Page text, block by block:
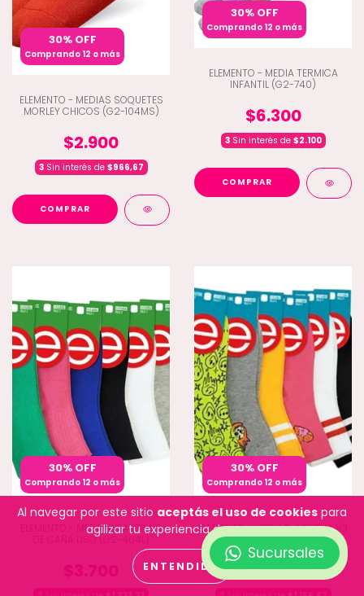
Al navegar por este sitio aceptás el uso de cookies para
agilizar tu experiencia de compra.
ENTENDIDO
30% OFF
Comprando 12 o más
ELEMENTO - MEDIAS SOQUETES
MORLEY CHICOS (G2-104MS)
$2.900
3Sin interés de $966,67
COMPRAR
30% OFF
Comprando 12 o más
ELEMENTO - MEDIA TERMICA
INFANTIL (G2-740)
$6.300
3Sin interés de $2.100
COMPRAR
30% OFF
Comprando 12 o más
ELEMENTO - MEDIA INFANTIL 1/3
DE CAÑA LISO (G2-404L)
$3.700
30% OFF
Comprando 12 o más
ELEMENTO - MEDIAS JUEVENIL 1/3
DE CAÑA (G2-405)
$3.500
Sucursales